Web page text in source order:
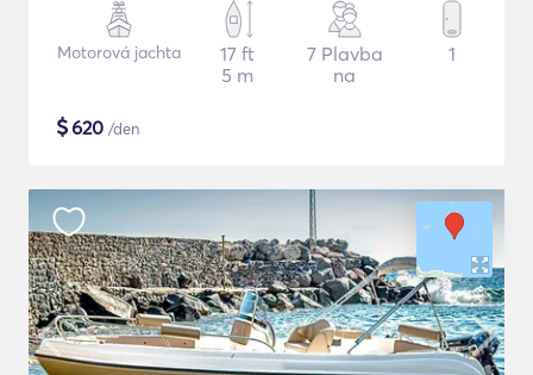
Motorová jachta
17 ft
5 m
7 Plavba
na
1
$620 /den